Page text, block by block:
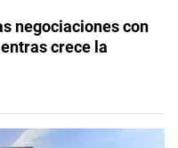
negociaciones con
crece la